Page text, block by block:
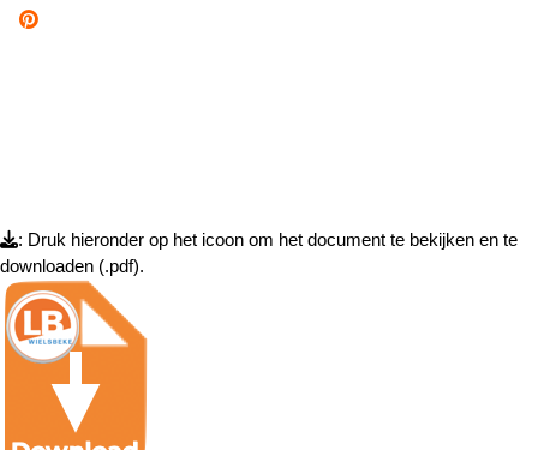
: Druk hieronder op het icoon om het document te bekijken en te
downloaden (.pdf).